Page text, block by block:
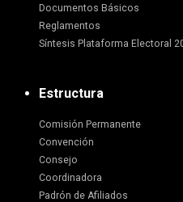
Documentos Básicos
Reglamentos
Síntesis Plataforma Electoral
Estructura
Comisión Permanente
Convención
Consejo
Coordinadora
Padrón de Afiliados